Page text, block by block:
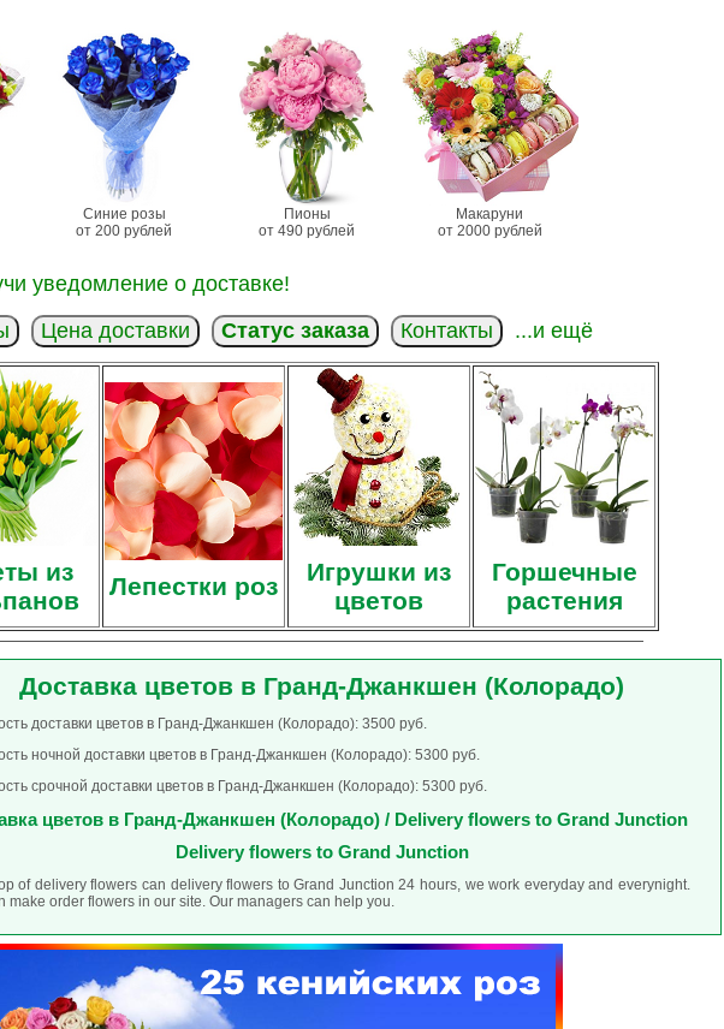
Синие розы
от 200 рублей
Пионы
от 490 рублей
Макаруни
от 2000 рублей
уведомление о доставке!
Цена доставки Статус заказа Контакты ...и ещё
из
Лепестки роз
Игрушки из
цветов
Горшечные
растения
Доставка цветов в Гранд-Джанкшен (Колорадо)
доставки цветов в Гранд-Джанкшен (Колорадо): 3500 руб.
ночной доставки цветов в Гранд-Джанкшен (Колорадо): 5300 руб.
срочной доставки цветов в Гранд-Джанкшен (Колорадо): 5300 руб.
цветов в Гранд-Джанкшен (Колорадо) / Delivery flowers to Grand Junction
Delivery flowers to Grand Junction
of delivery flowers can delivery flowers to Grand Junction 24 hours, we work everyday and everynight.
make order flowers in our site. Our managers can help you.